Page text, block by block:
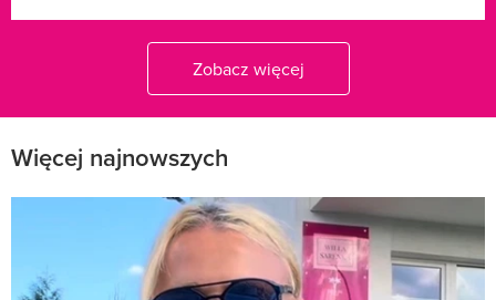
Zobacz więcej
Więcej najnowszych